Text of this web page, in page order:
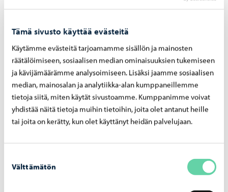
Tämä sivusto käyttää evästeitä
Käytämme evästeitä tarjoamamme sisällön ja mainosten
räätälöimiseen, sosiaalisen median ominaisuuksien tukemiseen
ja kävijämäärämme analysoimiseen. Lisäksi jaamme sosiaalisen
median, mainosalan ja analytiikka-alan kumppaneillemme
tietoja siitä, miten käytät sivustoamme. Kumppanimme voivat
yhdistää näitä tietoja muihin tietoihin, joita olet antanut heille
tai joita on kerätty, kun olet käyttänyt heidän palvelujaan.
valinta
Välttämätön
maa­nan­tai­na 10. elo­kuu­ta